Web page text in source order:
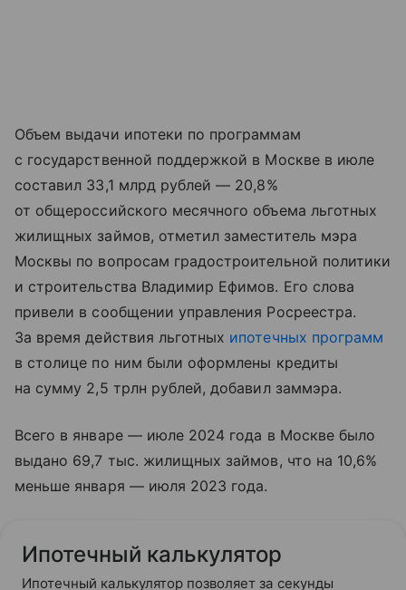
Объем выдачи ипотеки по программам
с государственной поддержкой в Москве в июле
составил 33,1 млрд рублей — 20,8%
от общероссийского месячного объема льготных
жилищных займов, отметил заместитель мэра
Москвы по вопросам градостроительной политики
и строительства Владимир Ефимов. Его слова
привели в сообщении управления Росреестра.
За время действия льготных ипотечных программ
в столице по ним были оформлены кредиты
на сумму 2,5 трлн рублей, добавил заммэра.
Всего в январе — июле 2024 года в Москве было
выдано 69,7 тыс. жилищных займов, что на 10,6%
меньше января — июля 2023 года.
Ипотечный калькулятор
Ипотечный калькулятор позволяет за секунды